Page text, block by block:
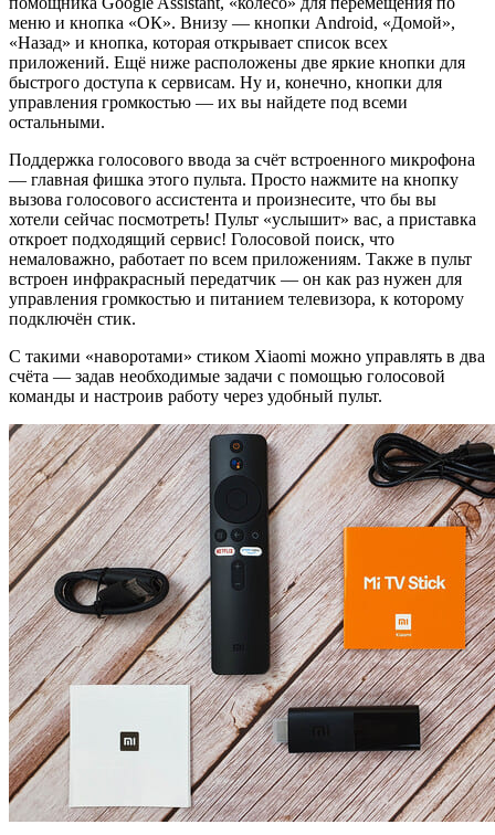
меню и кнопка «ОК». Внизу — кнопки Android, «Домой»,
«Назад» и кнопка, которая открывает список всех
приложений. Ещё ниже расположены две яркие кнопки для
быстрого доступа к сервисам. Ну и, конечно, кнопки для
управления громкостью — их вы найдете под всеми
остальными.
Поддержка голосового ввода за счёт встроенного микрофона
— главная фишка этого пульта. Просто нажмите на кнопку
вызова голосового ассистента и произнесите, что бы вы
хотели сейчас посмотреть! Пульт «услышит» вас, а приставка
откроет подходящий сервис! Голосовой поиск, что
немаловажно, работает по всем приложениям. Также в пульт
встроен инфракрасный передатчик — он как раз нужен для
управления громкостью и питанием телевизора, к которому
подключён стик.
С такими «наворотами» стиком Xiaomi можно управлять в два
счёта — задав необходимые задачи с помощью голосовой
команды и настроив работу через удобный пульт.